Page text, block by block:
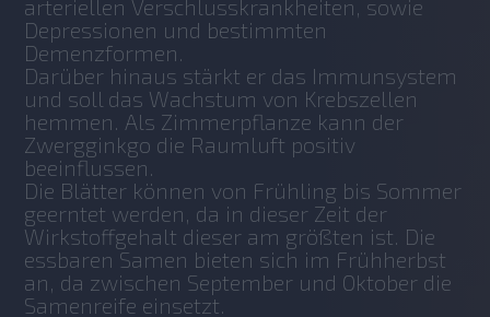
arteriellen Verschlusskrankheiten, sowie
Depressionen und bestimmten
Demenzformen.
Darüber hinaus stärkt er das Immunsystem
und soll das Wachstum von Krebszellen
hemmen. Als Zimmerpflanze kann der
Zwergginkgo die Raumluft positiv
beeinflussen.
Die Blätter können von Frühling bis Sommer
geerntet werden, da in dieser Zeit der
Wirkstoffgehalt dieser am größten ist. Die
essbaren Samen bieten sich im Frühherbst
an, da zwischen September und Oktober die
Samenreife einsetzt.